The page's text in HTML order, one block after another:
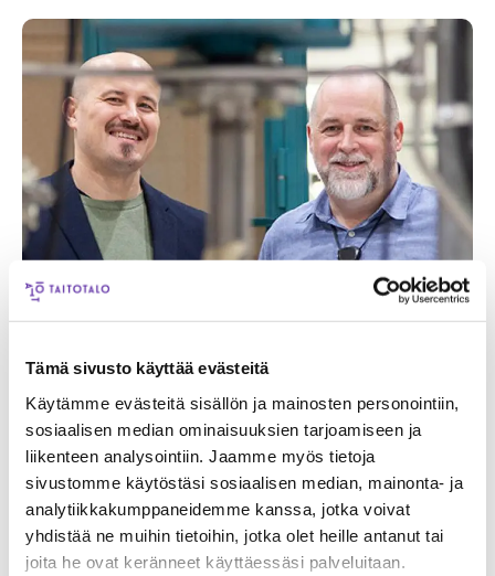
Tämä sivusto käyttää evästeitä
Käytämme evästeitä sisällön ja mainosten personointiin,
sosiaalisen median ominaisuuksien tarjoamiseen ja
liikenteen analysointiin. Jaamme myös tietoja
sivustomme käytöstäsi sosiaalisen median, mainonta- ja
analytiikkakumppaneidemme kanssa, jotka voivat
yhdistää ne muihin tietoihin, jotka olet heille antanut tai
joita he ovat keränneet käyttäessäsi palveluitaan.
Industrial maintenance is undergoing a rapid
digitalization phase, with new systems like
Distence's Condence solution becoming
prevalent in leading industrial maintenance